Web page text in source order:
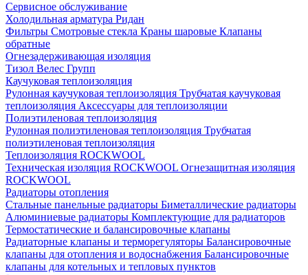
Сервисное обслуживание
Холодильная арматура Ридан
Фильтры Смотровые стекла Краны шаровые Клапаны
обратные
Огнезадерживающая изоляция
Тизол Велес Групп
Каучуковая теплоизоляция
Рулонная каучуковая теплоизоляция Трубчатая каучуковая
теплоизоляция Аксессуары для теплоизоляции
Полиэтиленовая теплоизоляция
Рулонная полиэтиленовая теплоизоляция Трубчатая
полиэтиленовая теплоизоляция
Теплоизоляция ROCKWOOL
Техническая изоляция ROCKWOOL Огнезащитная изоляция
ROCKWOOL
Радиаторы отопления
Стальные панельные радиаторы Биметаллические радиаторы
Алюминиевые радиаторы Комплектующие для радиаторов
Термостатические и балансировочные клапаны
Радиаторные клапаны и терморегуляторы Балансировочные
клапаны для отопления и водоснабжения Балансировочные
клапаны для котельных и тепловых пунктов